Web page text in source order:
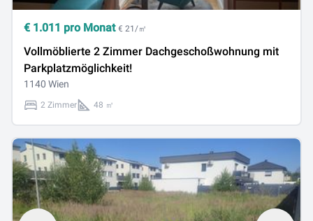
€ 1.011 pro Monat € 21/㎡
Vollmöblierte 2 Zimmer Dachgeschoßwohnung mit
Parkplatzmöglichkeit!
1140 Wien
2 Zimmer 48 ㎡